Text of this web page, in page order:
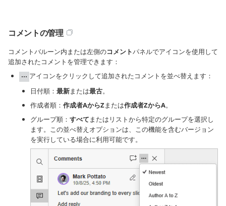
コメントの管理
コメントバルーン内または左側のコメントパネルでアイコンを使用して
追加されたコメントを管理できます：
アイコンをクリックして追加されたコメントを並べ替えます：
日付順： 最新または最古。
作成者順： 作成者AからZまたは作成者ZからA。
グループ順： すべて またはリストから特定のグループを選択し
ます。この並べ替えオプションは、この機能を含むバージョン
を実行している場合に利用可能です。